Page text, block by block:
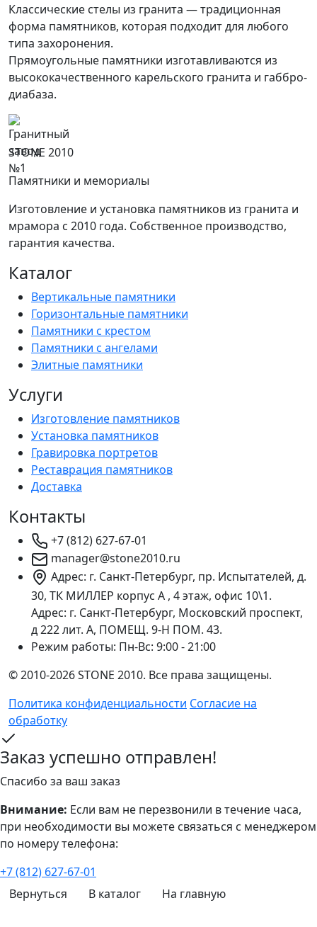
Классические стелы из гранита — традиционная
форма памятников, которая подходит для любого
типа захоронения.
Прямоугольные памятники изготавливаются из
высококачественного карельского гранита и габбро-
диабаза.
STONE 2010
Памятники и мемориалы
Изготовление и установка памятников из гранита и
мрамора с 2010 года. Собственное производство,
гарантия качества.
Каталог
Вертикальные памятники
Горизонтальные памятники
Памятники с крестом
Памятники с ангелами
Элитные памятники
Услуги
Изготовление памятников
Установка памятников
Гравировка портретов
Реставрация памятников
Доставка
Контакты
+7 (812) 627-67-01
manager@stone2010.ru
Адрес: г. Санкт-Петербург, пр. Испытателей, д.
30, ТК МИЛЛЕР корпус А , 4 этаж, офис 10\1.
Адрес: г. Санкт-Петербург, Московский проспект,
д 222 лит. А, ПОМЕЩ. 9-Н ПОМ. 43.
Режим работы: Пн-Вс: 9:00 - 21:00
© 2010-2026 STONE 2010. Все права защищены.
Политика конфиденциальности Согласие на
обработку
Заказ успешно отправлен!
Спасибо за ваш заказ
Внимание: Если вам не перезвонили в течение часа,
при необходимости вы можете связаться с менеджером
по номеру телефона:
+7 (812) 627-67-01
Вернуться
В каталог На главную